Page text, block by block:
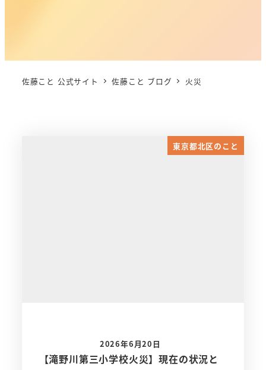
佐藤こと 公式サイト 佐藤こと ブログ 火災
東京都北区のこと
【滝野川第三小学校火災】現在の状況と
2026年6月20日